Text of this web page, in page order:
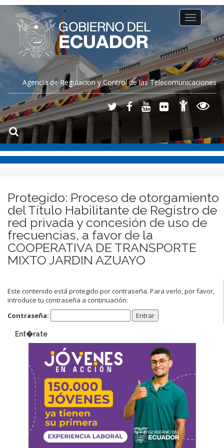
Agencia de Regulación y Control de las Telecomunicaciones
Toggle
navigation
Protegido: Proceso de otorgamiento
del Título Habilitante de Registro de
red privada y concesión de uso de
frecuencias, a favor de la
COOPERATIVA DE TRANSPORTE
MIXTO JARDIN AZUAYO
Este contenido está protegido por contraseña. Para verlo, por favor,
introduce tu contraseña a continuación:
Contraseña:
Ent�rate